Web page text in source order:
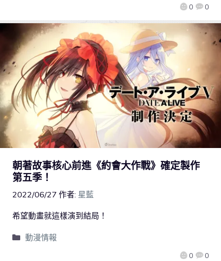
0 0
朝著故事核心前進《約會大作戰》確定製作
第五季！
2022/06/27 作者: 星藍
0 0
希望動畫就這樣演到結局！
動漫情報